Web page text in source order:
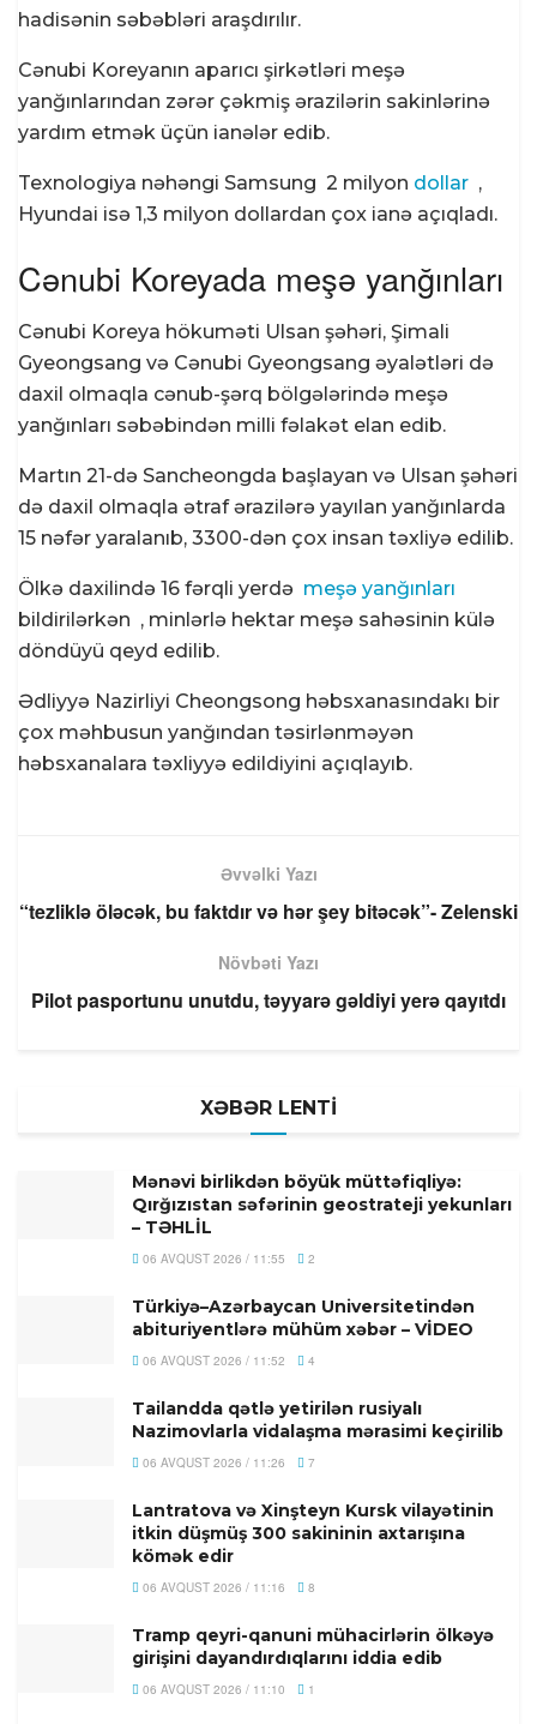
hadisənin səbəbləri araşdırılır.
Cənubi Koreyanın aparıcı şirkətləri meşə
yanğınlarından zərər çəkmiş ərazilərin sakinlərinə
yardım etmək üçün ianələr edib.
Texnologiya nəhəngi Samsung 2 milyon dollar ,
Hyundai isə 1,3 milyon dollardan çox ianə açıqladı.
Cənubi Koreyada meşə yanğınları
Cənubi Koreya hökuməti Ulsan şəhəri, Şimali
Gyeongsang və Cənubi Gyeongsang əyalətləri də
daxil olmaqla cənub-şərq bölgələrində meşə
yanğınları səbəbindən milli fəlakət elan edib.
Martın 21-də Sancheongda başlayan və Ulsan şəhəri
də daxil olmaqla ətraf ərazilərə yayılan yanğınlarda
15 nəfər yaralanıb, 3300-dən çox insan təxliyə edilib.
Ölkə daxilində 16 fərqli yerdə meşə yanğınları
bildirilərkən , minlərlə hektar meşə sahəsinin külə
döndüyü qeyd edilib.
Ədliyyə Nazirliyi Cheongsong həbsxanasındakı bir
çox məhbusun yanğından təsirlənməyən
həbsxanalara təxliyyə edildiyini açıqlayıb.
Əvvəlki Yazı
“tezliklə öləcək, bu faktdır və hər şey bitəcək”- Zelenski
Növbəti Yazı
Pilot pasportunu unutdu, təyyarə gəldiyi yerə qayıtdı
XƏBƏR LENTİ
Mənəvi birlikdən böyük müttəfiqliyə:
Qırğızıstan səfərinin geostrateji yekunları
– TƏHLİL
06 AVQUST 2026 / 11:55 2
Türkiyə–Azərbaycan Universitetindən
abituriyentlərə mühüm xəbər – VİDEO
06 AVQUST 2026 / 11:52 4
Tailandda qətlə yetirilən rusiyalı
Nazimovlarla vidalaşma mərasimi keçirilib
06 AVQUST 2026 / 11:26 7
Lantratova və Xinşteyn Kursk vilayətinin
itkin düşmüş 300 sakininin axtarışına
kömək edir
06 AVQUST 2026 / 11:16 8
Tramp qeyri-qanuni mühacirlərin ölkəyə
girişini dayandırdıqlarını iddia edib
06 AVQUST 2026 / 11:10 1